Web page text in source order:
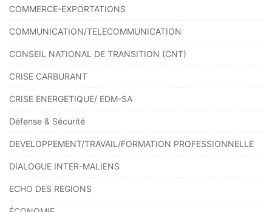
COMMERCE-EXPORTATIONS
COMMUNICATION/TELECOMMUNICATION
CONSEIL NATIONAL DE TRANSITION (CNT)
CRISE CARBURANT
CRISE ENERGETIQUE/ EDM-SA
Défense & Sécurité
DEVELOPPEMENT/TRAVAIL/FORMATION PROFESSIONNELLE
DIALOGUE INTER-MALIENS
ECHO DES REGIONS